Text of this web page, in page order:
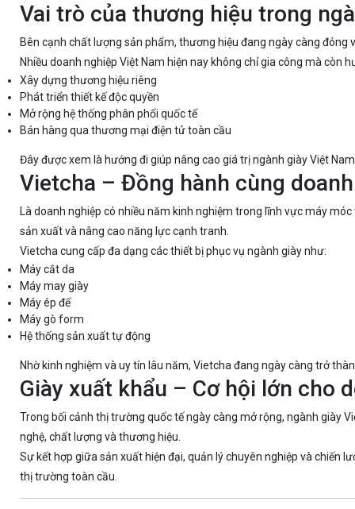
Vai trò của thương hiệu trong
Bên cạnh chất lượng sản phẩm, thương hiệu đang ngày càng
Nhiều doanh nghiệp Việt Nam hiện nay không chỉ gia công mà còn
Xây dựng thương hiệu riêng
Phát triển thiết kế độc quyền
Mở rộng hệ thống phân phối quốc tế
Bán hàng qua thương mại điện tử toàn cầu
Đây được xem là hướng đi giúp nâng cao giá trị ngành giày Việt
Vietcha – Đồng hành cùng
Là doanh nghiệp có nhiều năm kinh nghiệm trong lĩnh vực máy
sản xuất và nâng cao năng lực cạnh tranh.
Vietcha cung cấp đa dạng các thiết bị phục vụ ngành giày như:
Máy cắt da
Máy may giày
Máy ép đế
Máy gò form
Hệ thống sản xuất tự động
Nhờ kinh nghiệm và uy tín lâu năm, Vietcha đang ngày càng trở
Giày xuất khẩu – Cơ hội lớn cho
Trong bối cảnh thị trường quốc tế ngày càng mở rộng, ngành giày
nghệ, chất lượng và thương hiệu.
Sự kết hợp giữa sản xuất hiện đại, quản lý chuyên nghiệp và chiến
thị trường toàn cầu.